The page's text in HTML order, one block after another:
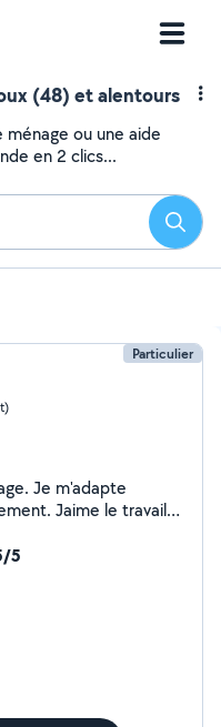
(48) et alentours
ou une aide
en 2 clics...
Particulier
Je m'adapte
le travail
5